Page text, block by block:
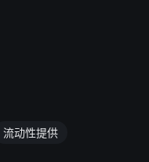
流动性提供